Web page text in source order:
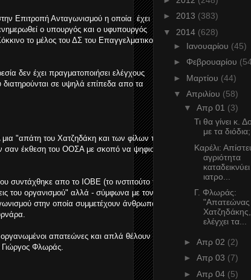
Επιτροπή Ανταγωνισμού η οποία έχει
ο υπουργός και ο υφυπουργός
το μέλος του ΔΣ του Επαγγελματικού
δεν έχει πραγματοποιήσει ελέγχους
σε υψηλά επίπεδα απο τα
"απάτη του Χατζηδάκη και των φίλων του
έκθεση του ΟΟΣΑ με σκοπό να ψηφιστεί
απο το ΙΟΒΕ (το ινστιτούτο του
του οργανισμού" αλλά - σύμφωνα με τον
στην οποία συμμετέχουν άνθρωποι
απατεώνες και απλά θέλουν να
Φλωράς.
► 2013 (383)
▼ 2014 (628)
► Ιανουαρίου (45)
► Φεβρουαρίου
► Μαρτίου (44)
▼ Απριλίου (58)
▼ Απρ 01 (3)
Τι θα γίνει κ.
με τα διόδια;
Καρέλι:
αγριότητα
ιατρο...
Γ. Φλωράς:
"Απατεώνας
ελέγχει τα...
► Απρ 02 (2)
► Απρ 03 (7)
► Απρ 04 (5)